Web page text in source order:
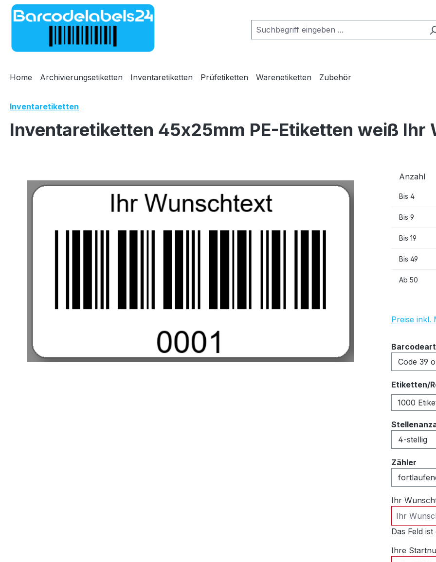
Hauptinhalt springen
Zur Suche springen
Zur Hauptnavigation springen
Home Archivierungsetiketten Inventaretiketten Prüfetiketten Warenetiketten Zubehör
Inventaretiketten
Inventaretiketten 45x25mm PE-Etiketten weiß Ihr
Anzahl
Bis 4
Bis 9
Bis 19
Bis 49
Ab 50
Preise inkl.
Barcodeart
Etiketten/
1000
Zähler
Ihr
Das Feld
Ihre